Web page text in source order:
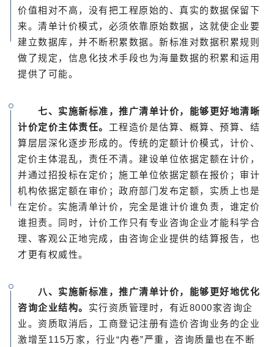
价值相对不高，没有把工程原始的、真实的数据保留下
来。清单计价模式，必须依靠原始数据，这就使企业要
建立数据库，并不断积累数据。新标准对数据积累规则
做了规定，信息化技术手段也为海量数据的积累和运用
提供了可能。
七、实施新标准，推广清单计价，能够更好地清晰
计价定价主体责任。 工程造价是估算、概算、预算、结
算层层深化逐步形成的。传统的定额计价模式，计价、
定价主体混乱，责任不清。建设单位依据定额在计价，
并通过招投标在定价；施工单位依据定额在报价；审计
机构依据定额在审价；政府部门发布定额，实质上也是
在定价。实施清单计价，完全是谁计价谁负责，谁定价
谁担责。同时，计价工作只有专业咨询企业才能科学合
理、客观公正地完成，由咨询企业提供的结算报告，也
才更有权威性。
八、实施新标准，推广清单计价，能够更好地优化
咨询企业结构。 实行资质管理时，有近8000家咨询企
业。资质取消后，工商登记注册有造价咨询业务的企业
激增至115万家，行业“内卷”严重，咨询质量也在不断